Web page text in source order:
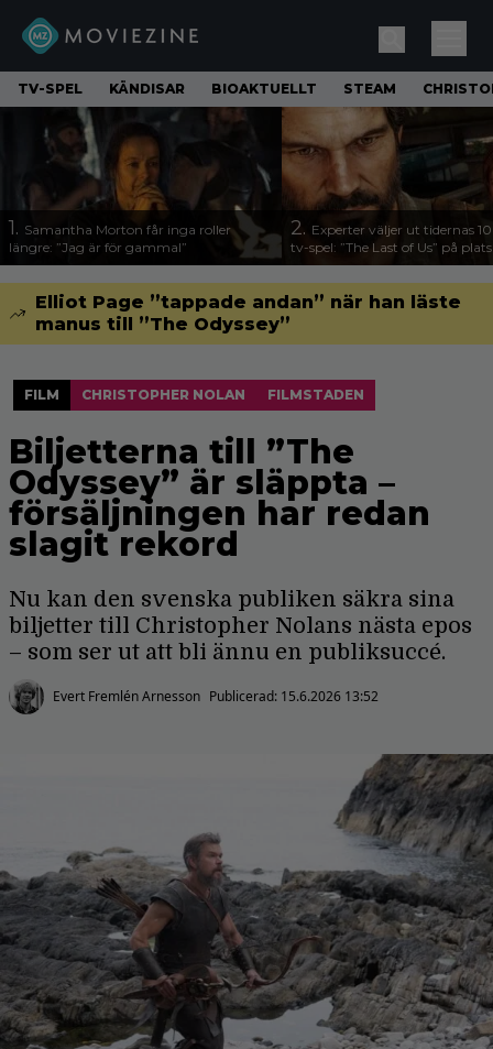
TV-SPEL KÄNDISAR BIOAKTUELLT STEAM
1. Samantha Morton får inga roller
längre: ”Jag är för gammal”
2. Experter väljer ut tidernas
tv-spel: ”The Last of Us” på
Elliot Page ”tappade andan” när han läste
manus till ”The Odyssey”
FILM CHRISTOPHER NOLAN FILMSTADEN
Biljetterna till ”The
Odyssey” är släppta –
försäljningen har redan
slagit rekord
Nu kan den svenska publiken säkra sina
biljetter till Christopher Nolans nästa epos
– som ser ut att bli ännu en publiksuccé.
Evert Fremlén Arnesson Publicerad: 15.6.2026 13:52